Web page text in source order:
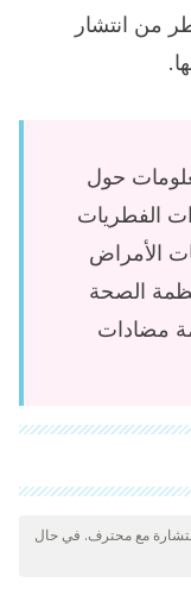
من انتشار
حول
الفطريات
الأمراض
الصحة
مضادات
من قبل فريقنا
الببليوغرافيا لهذه
مع محترف. في حال